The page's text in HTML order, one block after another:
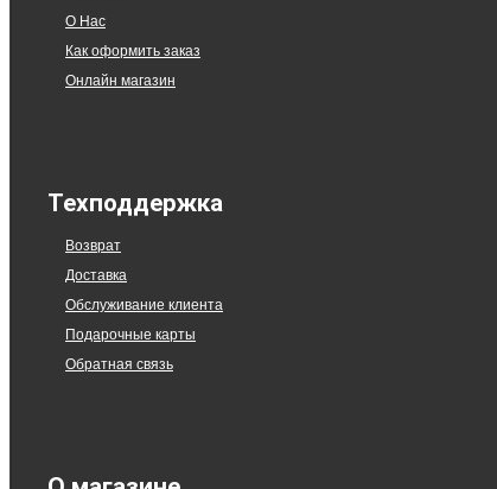
О Нас
Как оформить заказ
Онлайн магазин
Техподдержка
Возврат
Доставка
Обслуживание клиента
Подарочные карты
Обратная связь